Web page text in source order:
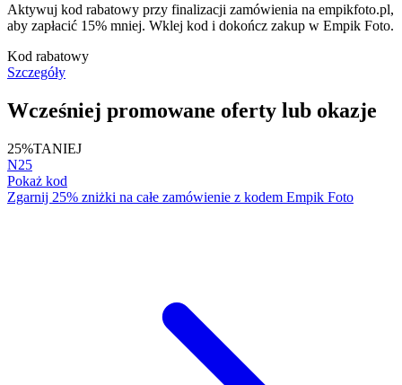
Aktywuj kod rabatowy przy finalizacji zamówienia na empikfoto.pl,
aby zapłacić 15% mniej. Wklej kod i dokończ zakup w Empik Foto.
Kod rabatowy
Szczegóły
Wcześniej promowane oferty lub okazje
25%TANIEJ
N25
Pokaż kod
Zgarnij 25% zniżki na całe zamówienie z kodem Empik Foto